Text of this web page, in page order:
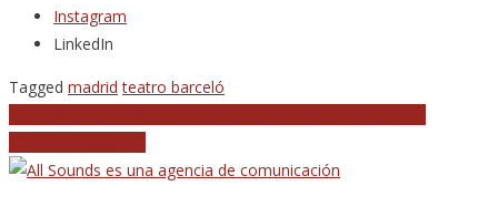
Instagram
LinkedIn
Tagged madrid teatro barceló
Navegación
de
entradas